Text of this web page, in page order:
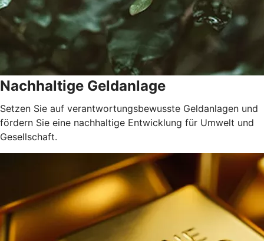
Nachhaltige Geldanlage
Setzen Sie auf verantwortungsbewusste Geldanlagen und
fördern Sie eine nachhaltige Entwicklung für Umwelt und
Gesellschaft.